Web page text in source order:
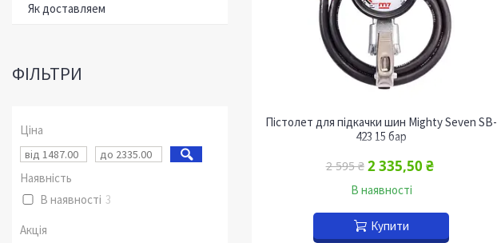
Пістолет для підкачки шин Mighty Seven SB-
423 15 бар
2 595 ₴ 2 335,50 ₴
В наявності
Купити
Як доставляем
ФІЛЬТРИ
Ціна
Наявність
В наявності 3
Акція